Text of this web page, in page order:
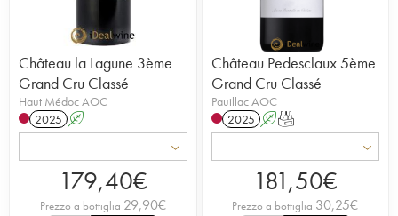
Château la Lagune 3ème
Grand Cru Classé
Haut Médoc AOC
2025 A
179,40€
Prezzo a bottiglia 29,90€
Château Pedesclaux 5ème
Grand Cru Classé
Pauillac AOC
2025 AT
181,50€
Prezzo a bottiglia 30,25€